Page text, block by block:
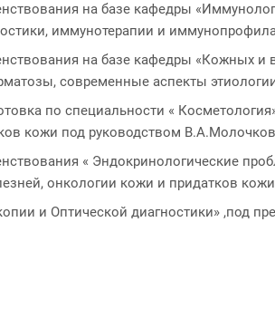
на базе кафедры
иммунотерапии и
на базе кафедры «Кожных
современные аспекты
по специальности «
кожи под руководством
« Эндокринологические
онкологии кожи и придатков
и Оптической диагностики» ,под